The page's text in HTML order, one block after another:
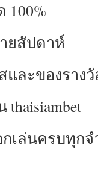
100%
ยสัปดาห์
และของราง
กเล่นครบทุก